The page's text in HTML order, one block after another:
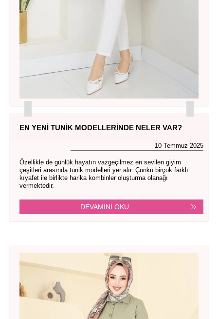
EN YENI TUNIK MODELLERINDE NELER VAR?
10 Temmuz 2025
Özellikle de günlük hayatın vazgeçilmez en sevilen giyim
çeşitleri arasında tunik modelleri yer alır. Çünkü birçok farklı
kıyafet ile birlikte harika kombinler oluşturma olanağı
vermektedir.
DEVAMINI OKU..